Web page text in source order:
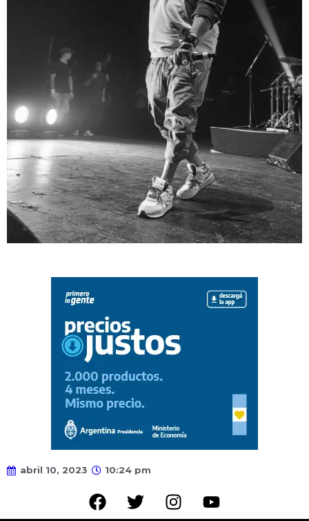
abril 10, 2023 10:24 pm